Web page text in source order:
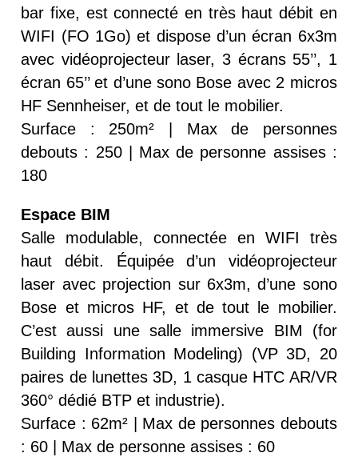
bar fixe, est connecté en très haut débit en
WIFI (FO 1Go) et dispose d’un écran 6x3m
avec vidéoprojecteur laser, 3 écrans 55’’, 1
écran 65’’ et d’une sono Bose avec 2 micros
HF Sennheiser, et de tout le mobilier.
Surface : 250m² | Max de personnes
debouts : 250 | Max de personne assises :
180
Espace BIM
Salle modulable, connectée en WIFI très
haut débit. Équipée d’un vidéoprojecteur
laser avec projection sur 6x3m, d’une sono
Bose et micros HF, et de tout le mobilier.
C’est aussi une salle immersive BIM (for
Building Information Modeling) (VP 3D, 20
paires de lunettes 3D, 1 casque HTC AR/VR
360° dédié BTP et industrie).
Surface : 62m² | Max de personnes debouts
: 60 | Max de personne assises : 60